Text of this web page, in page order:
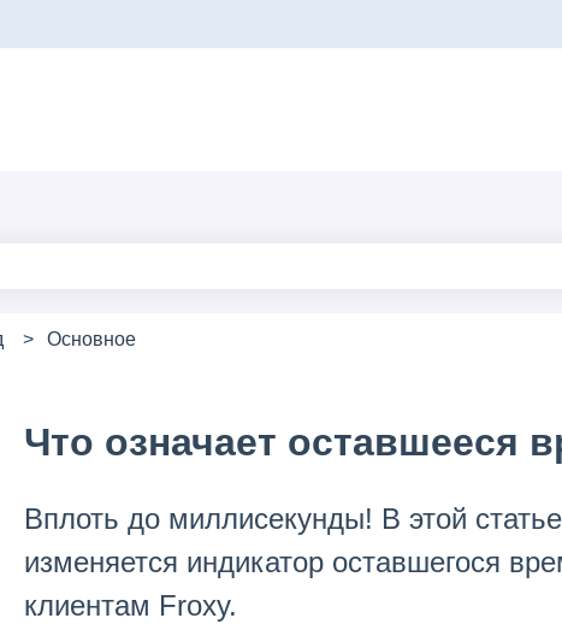
Основное
Что означает оставшееся
Вплоть до миллисекунды! В этой
изменяется индикатор оставшегося
клиентам Froxy.